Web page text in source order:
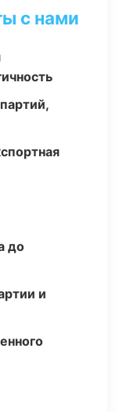
с нами
до
и